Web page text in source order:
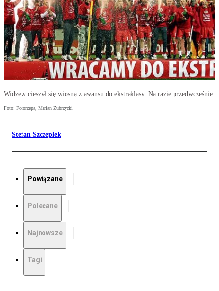
Widzew cieszył się wiosną z awansu do ekstraklasy. Na razie przedwcześnie
Foto: Fotorzepa, Marian Zubrzycki
Stefan Szczepłek
Powiązane
Polecane
Najnowsze
Tagi